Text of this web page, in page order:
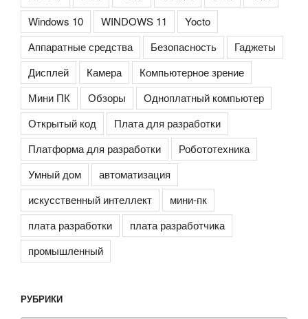
Windows 10
WINDOWS 11
Yocto
Аппаратные средства
Безопасность
Гаджеты
Дисплей
Камера
Компьютерное зрение
Мини ПК
Обзоры
Одноплатный компьютер
Открытый код
Плата для разработки
Платформа для разработки
Робототехника
Умный дом
автоматизация
искусственный интеллект
мини-пк
плата разработки
плата разработчика
промышленный
РУБРИКИ